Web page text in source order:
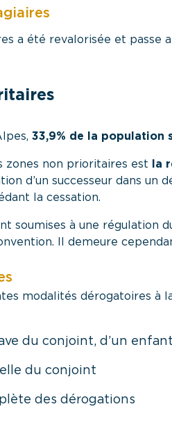
a été revalorisée et passe
33,9% de la population
zones non prioritaires est la
d’un successeur dans un
la cessation.
soumises à une régulation
Il demeure
modalités dérogatoires à
du conjoint, d’un
du conjoint
des dérogations